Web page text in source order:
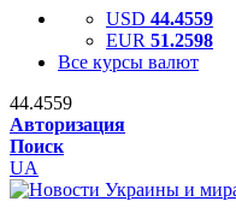
USD 44.4559
EUR 51.2598
Все курсы валют
44.4559
Авторизация
Поиск
UA